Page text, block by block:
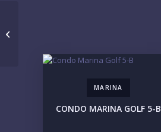
MARINA
CONDO MARINA GOLF 5-B